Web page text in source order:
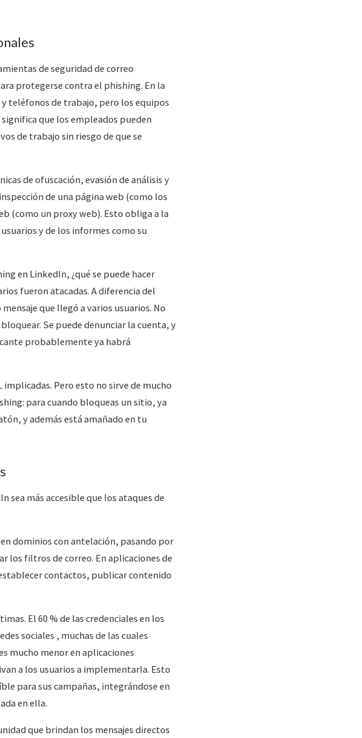
de seguridad de correo
protegerse contra el phishing. En la
teléfonos de trabajo, pero los equipos
que los empleados pueden
de trabajo sin riesgo de que se
de ofuscación, evasión de análisis y
de una página web (como los
(como un proxy web). Esto obliga a la
y de los informes como su
en LinkedIn, ¿qué se puede hacer
fueron atacadas. A diferencia del
que llegó a varios usuarios. No
Se puede denunciar la cuenta, y
probablemente ya habrá
Pero esto no sirve de mucho
para cuando bloqueas un sitio, ya
y además está amañado en tu
sea más accesible que los ataques de
dominios con antelación, pasando por
los filtros de correo. En aplicaciones de
contactos, publicar contenido
El 60 % de las credenciales en los
sociales , muchas de las cuales
mucho menor en aplicaciones
a los usuarios a implementarla. Esto
para sus campañas, integrándose en
en ella.
que brindan los mensajes directos